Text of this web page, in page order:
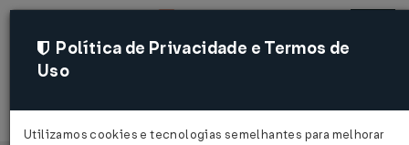
Acessar
Política de Privacidade e Termos de
Uso
Utilizamos cookies e tecnologias semelhantes para melhorar